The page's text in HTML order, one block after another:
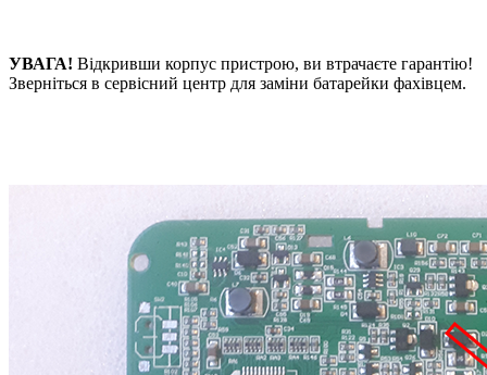
УВАГА! Відкривши корпус пристрою, ви втрачаєте гарантію!
Зверніться в сервісний центр для заміни батарейки фахівцем.